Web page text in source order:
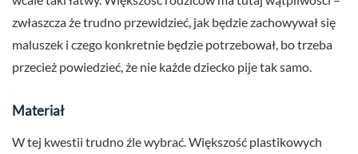
zwłaszcza że trudno przewidzieć, jak będzie zachowywał się
maluszek i czego konkretnie będzie potrzebował, bo trzeba
przecież powiedzieć, że nie każde dziecko pije tak samo.
Materiał
W tej kwestii trudno źle wybrać. Większość plastikowych